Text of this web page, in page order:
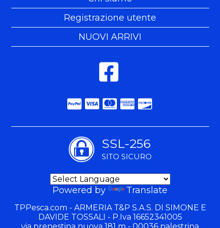
Registrazione utente
NUOVI ARRIVI
SSL-256
SITO SICURO
Powered by Translate
TPPesca.com - ARMERIA T&P S.A.S. DI SIMONE E
DAVIDE TOSSALI - P.Iva 16652341005